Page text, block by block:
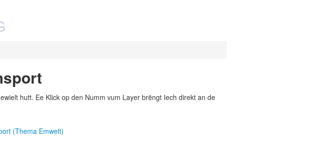
hutt. Ee Klick op den Numm vum Layer brëngt Iech direkt an de
(Thema Emwelt)